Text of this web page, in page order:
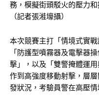
務，模擬街頭駁火的壓力
（記者張溎壕攝）
本次競賽主打「情境式實
「防護型噴霧器及電擊器
擊」，以及「雙警掩體運
作到高強度移動射擊，層
發狀況，考驗員警在高壓